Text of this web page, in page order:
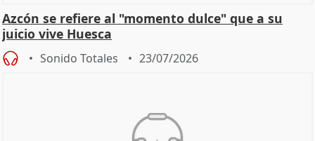
Azcón se refiere al "momento dulce" que a su
juicio vive Huesca
Sonido Totales 23/07/2026